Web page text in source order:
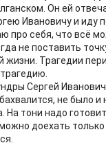
Он ей
Ивановичу и иду
про себя, что всё
не поставить
жизни. Трагедии
Сергей
не было и
На тони надо
доехать